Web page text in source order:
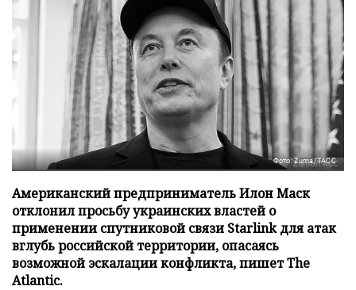
Фото: Zuma/ТАСС
Американский предприниматель Илон Маск
отклонил просьбу украинских властей о
применении спутниковой связи Starlink для атак
вглубь российской территории, опасаясь
возможной эскалации конфликта, пишет The
Atlantic.